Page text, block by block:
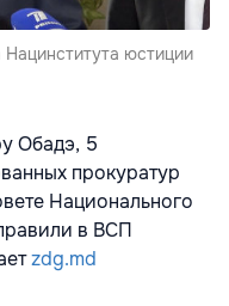
юстиции
Обадэ, 5
прокуратур
Национального
в ВСП
zdg.md